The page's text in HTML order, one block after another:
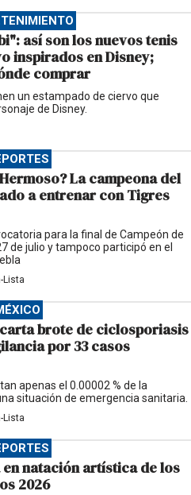
así son los nuevos tenis
inspirados en Disney;
comprar
un estampado de ciervo que
de Disney.
La campeona del
a entrenar con Tigres
para la final de Campeón de
de julio y tampoco participó en el
Lista
brote de ciclosporiasis
por 33 casos
apenas el 0.00002 % de la
situación de emergencia sanitaria.
Lista
natación artística de los
2026